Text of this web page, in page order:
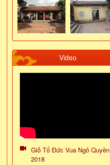
Video
Giỗ Tổ Đức Vua Ngô Quyền
2018